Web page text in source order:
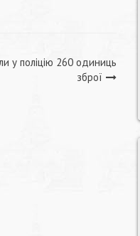
у поліцію 260 одиниць
зброї